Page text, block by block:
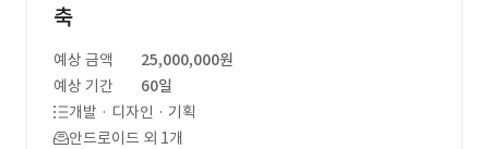
축
예상 금액
25,000,000원
예상 기간
60일
개발 · 디자인 · 기획
안드로이드 외 1개